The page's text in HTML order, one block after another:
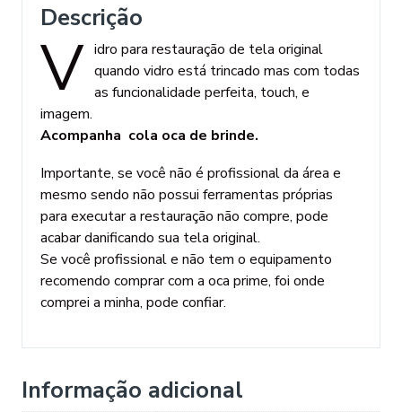
Descrição
V idro para restauração de tela original
quando vidro está trincado mas com todas
as funcionalidade perfeita, touch, e
imagem.
Acompanha cola oca de brinde.
Importante, se você não é profissional da área e
mesmo sendo não possui ferramentas próprias
para executar a restauração não compre, pode
acabar danificando sua tela original.
Se você profissional e não tem o equipamento
recomendo comprar com a oca prime, foi onde
comprei a minha, pode confiar.
Informação adicional